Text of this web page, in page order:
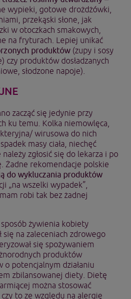
wypieki, gotowe drożdżówki,
przekąski słone, jak
w otoczkach smakowych,
na fryturach. Lepiej unikać
produktów (zupy i sosy
czy produktów dosładzanych
słodzone napoje).
zacząć się jedynie przy
ku temu. Kolka niemowlęca,
wirusowa do nich
masy ciała, niechęć
zgłosić się do lekarza i po
Żadne rekomendacje polskie
do wykluczania produktów
„na wszelki wypadek”,
robi tak bez żadnej
żywienia kobiety
się na zaleceniach zdrowego
się spożywaniem
produktów
potencjalnym działaniu
zbilansowanej diety. Dietę
można stosować
to ze względu na alergię